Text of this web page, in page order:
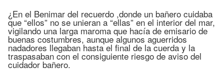
¿En el Benimar del recuerdo ,donde un bañero cuidaba
que “ellos” no se unieran a “ellas” en el interior del mar,
vigilando una larga maroma que hacía de emisario de
buenas costumbres, aunque algunos aguerridos
nadadores llegaban hasta el final de la cuerda y la
traspasaban con el consiguiente riesgo de aviso del
cuidador bañero.